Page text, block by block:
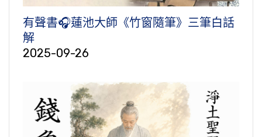
有聲書🎧蓮池大師《竹窗隨筆》三筆白話
解
2025-09-26